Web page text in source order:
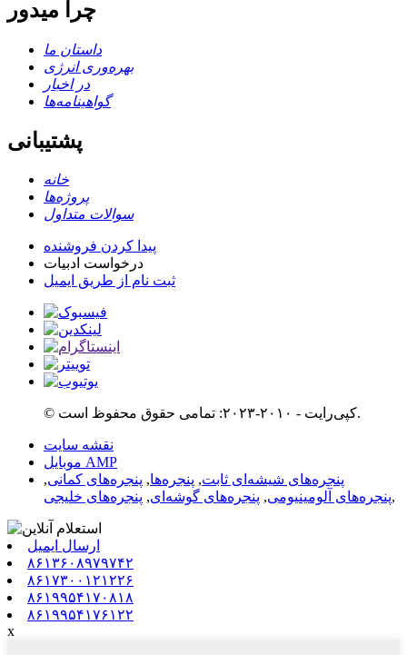
چرا میدور
داستان ما
بهره‌وری انرژی
در اخبار
گواهینامه‌ها
پشتیبانی
خانه
پروژه‌ها
سوالات متداول
پیدا کردن فروشنده
درخواست ادبیات
ثبت نام از طریق ایمیل
© کپی‌رایت - ۲۰۱۰-۲۰۲۳: تمامی حقوق محفوظ است.
نقشه سایت
موبایل AMP
پنجره‌های شیشه‌ای ثابت, پنجره‌ها, پنجره‌های کمانی,
پنجره‌های آلومینیومی, پنجره‌های گوشه‌ای, پنجره‌های خلیجی ,
ارسال ایمیل
۸۶۱۳۶۰۸۹۷۹۷۴۲
۸۶۱۷۳۰۰۱۲۱۲۲۶
۸۶۱۹۹۵۴۱۷۰۸۱۸
۸۶۱۹۹۵۴۱۷۶۱۲۲
x